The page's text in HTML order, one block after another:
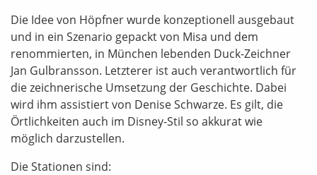
Die Idee von Höpfner wurde konzeptionell ausgebaut
und in ein Szenario gepackt von Misa und dem
renommierten, in München lebenden Duck-Zeichner
Jan Gulbransson. Letzterer ist auch verantwortlich für
die zeichnerische Umsetzung der Geschichte. Dabei
wird ihm assistiert von Denise Schwarze. Es gilt, die
Örtlichkeiten auch im Disney-Stil so akkurat wie
möglich darzustellen.
Die Stationen sind: